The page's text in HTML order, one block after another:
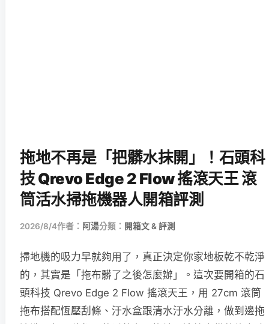
拖地不再是「把髒水抹開」！石頭科
技 Qrevo Edge 2 Flow 搖滾天王 滾
筒活水掃拖機器人開箱評測
2026/8/4作者： 阿湯分類： 開箱文 & 評測
掃地機的吸力早就夠用了，真正決定你家地板乾不乾淨
的，其實是「拖布髒了之後怎麼辦」。這次要開箱的石
頭科技 Qrevo Edge 2 Flow 搖滾天王，用 27cm 滾筒
拖布搭配恆壓刮條、汙水盒跟清水汙水分離，做到邊拖